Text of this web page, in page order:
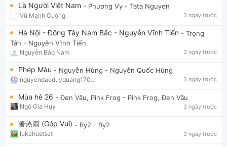
Là Người Việt Nam - Phương Vy - Tata Nguyen
Vũ Mạnh Cường 3 ngày trước
Hà Nội - Đông Tây Nam Bắc - Nguyễn Vĩnh Tiến - Trọng
Tấn - Nguyễn Vĩnh Tiến
Nguyễn Bảo Nam 3 ngày trước
Phép Màu - Nguyễn Hùng - Nguyễn Quốc Hùng
nguyendaoduyquang17021 3 ngày trước
Mùa hè 26 - Đen Vâu, Pink Frog - Pink Frog, Đen Vâu
Ngô Gia Huy 3 ngày trước
凑热闹 (Góp Vui) - By2 - By2
lukehustset 3 ngày trước